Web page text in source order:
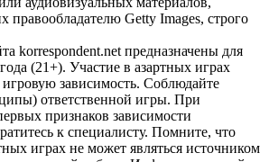
правообладателю Getty Images, строго
korrespondent.net предназначены для
(21+). Участие в азартных играх
зависимость. Соблюдайте
ответственной игры. При
признаков зависимости
к специалисту. Помните, что
играх не может являться источником